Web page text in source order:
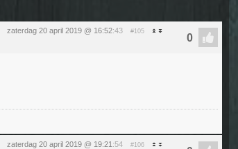
zaterdag 20 april 2019 @ 16:52:43 #105
zaterdag 20 april 2019 @ 19:21 :54 #106